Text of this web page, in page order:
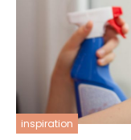
inspiration